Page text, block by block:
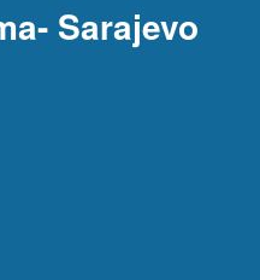
Sarajevo